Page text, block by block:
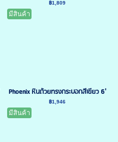
฿1,809
มีสินค้า
Phoenix หินถ้วยทรงกระบอกสีเขียว 6'
฿1,946
มีสินค้า